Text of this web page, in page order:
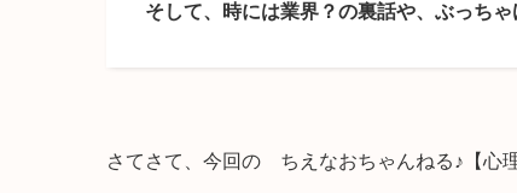
そして、時には業界？の裏話や、ぶっちゃ
さてさて、今回の ちえなおちゃんねる♪【心